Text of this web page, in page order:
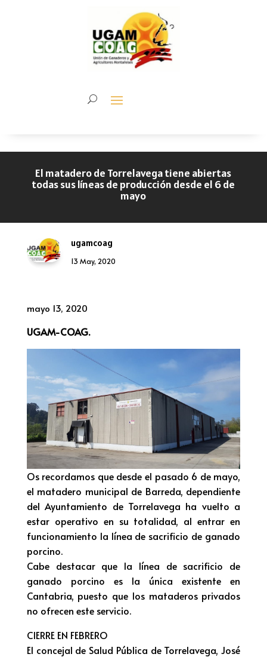
El matadero de Torrelavega tiene abiertas
todas sus líneas de producción desde el 6 de
mayo
ugamcoag
13 May, 2020
mayo 13, 2020
UGAM-COAG.
Os recordamos que desde el pasado 6 de mayo,
el matadero municipal de Barreda, dependiente
del Ayuntamiento de Torrelavega ha vuelto a
estar operativo en su totalidad, al entrar en
funcionamiento la línea de sacrificio de ganado
porcino.
Cabe destacar que la línea de sacrificio de
ganado porcino es la única existente en
Cantabria, puesto que los mataderos privados
no ofrecen este servicio.
CIERRE EN FEBRERO
El concejal de Salud Pública de Torrelavega, José